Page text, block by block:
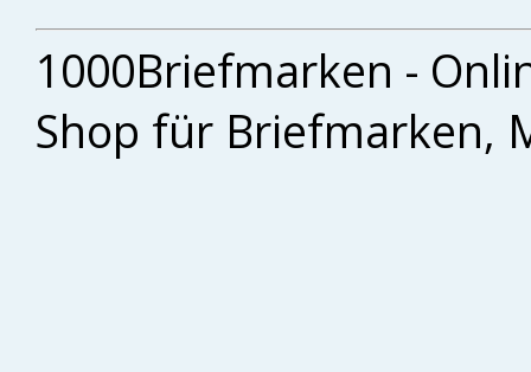
1000Briefmarken -
Shop für Briefmarken,